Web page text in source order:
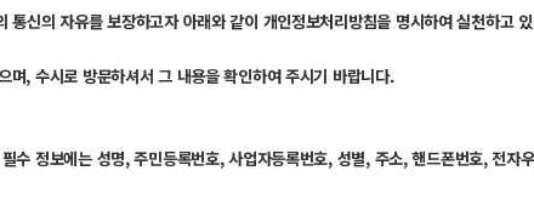
신의 자유를 보장하고자 아래와 같이 개인정보처리방침을 명시하여 실천하고
, 수시로 방문하셔서 그 내용을 확인하여 주시기 바랍니다.
정보에는 성명, 주민등록번호, 사업자등록번호, 성별, 주소, 핸드폰번호, 전자